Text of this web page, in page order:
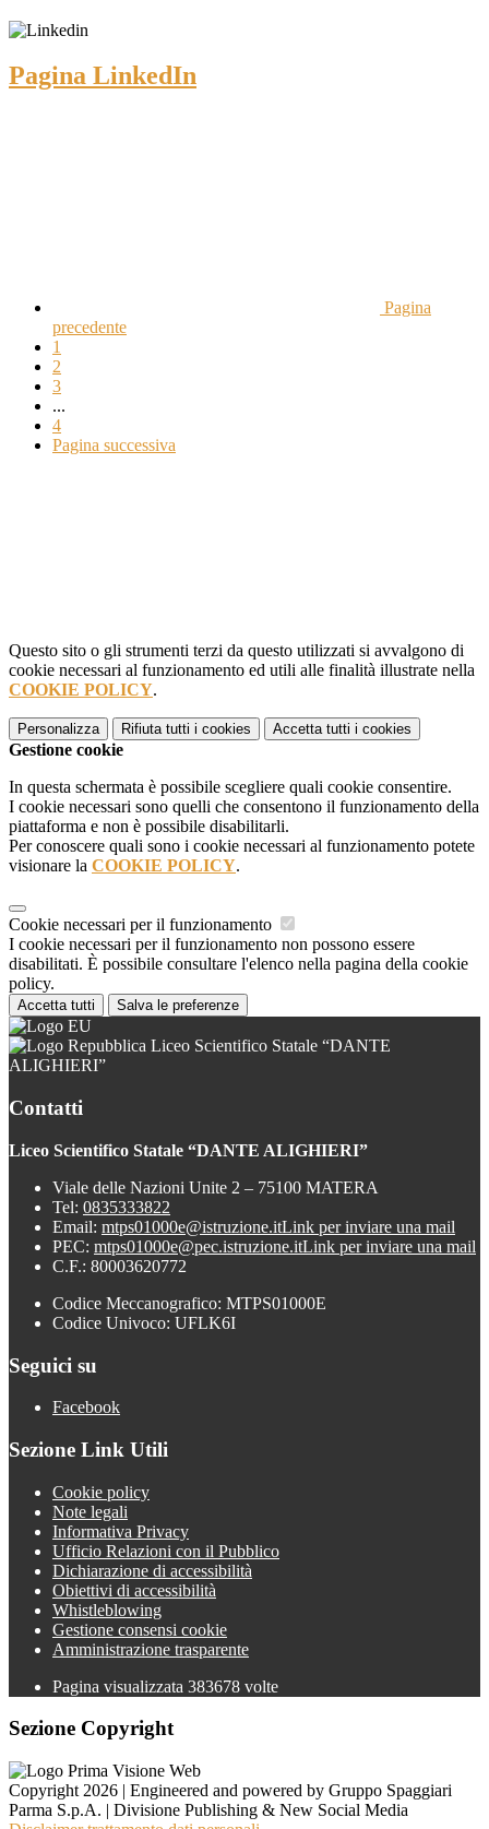
Pagina LinkedIn
Pagina
precedente
1
2
3
...
4
Pagina successiva
Questo sito o gli strumenti terzi da questo utilizzati si avvalgono di
cookie necessari al funzionamento ed utili alle finalità illustrate nella
COOKIE POLICY.
Personalizza Rifiuta tutti i cookies Accetta tutti i cookies
Gestione cookie
In questa schermata è possibile scegliere quali cookie consentire.
I cookie necessari sono quelli che consentono il funzionamento della
piattaforma e non è possibile disabilitarli.
Per conoscere quali sono i cookie necessari al funzionamento potete
visionare la COOKIE POLICY.
Cookie necessari per il funzionamento
I cookie necessari per il funzionamento non possono essere
disabilitati. È possibile consultare l'elenco nella pagina della cookie
policy.
Accetta tutti Salva le preferenze
Liceo Scientifico Statale “DANTE
ALIGHIERI”
Contatti
Liceo Scientifico Statale “DANTE ALIGHIERI”
Viale delle Nazioni Unite 2 – 75100 MATERA
Tel: 0835333822
Email: mtps01000e@istruzione.itLink per inviare una mail
PEC: mtps01000e@pec.istruzione.itLink per inviare una mail
C.F.: 80003620772
Codice Meccanografico: MTPS01000E
Codice Univoco: UFLK6I
Seguici su
Facebook
Sezione Link Utili
Cookie policy
Note legali
Informativa Privacy
Ufficio Relazioni con il Pubblico
Dichiarazione di accessibilità
Obiettivi di accessibilità
Whistleblowing
Gestione consensi cookie
Amministrazione trasparente
Pagina visualizzata 383678 volte
Sezione Copyright
Copyright 2026 | Engineered and powered by Gruppo Spaggiari
Parma S.p.A. | Divisione Publishing & New Social Media